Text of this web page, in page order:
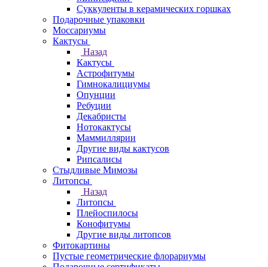
Суккуленты в керамических горшках
Подарочные упаковки
Моссариумы
Кактусы
Назад
Кактусы
Астрофитумы
Гимнокалициумы
Опунции
Ребуции
Декабристы
Нотокактусы
Маммиллярии
Другие виды кактусов
Рипсалисы
Стыдливые Мимозы
Литопсы
Назад
Литопсы
Плейоспилосы
Конофитумы
Другие виды литопсов
Фитокартины
Пустые геометрические флорариумы